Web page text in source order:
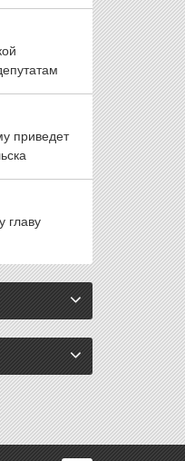
приведет
главу